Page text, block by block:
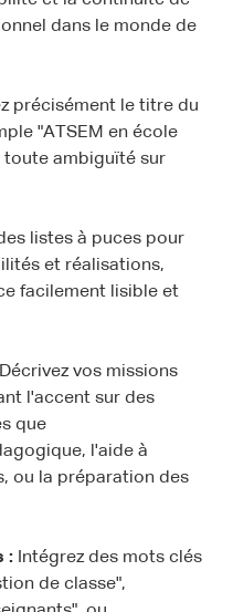
dans le monde de
précisément le titre du
"ATSEM en école
toute ambiguïté sur
listes à puces pour
et réalisations,
facilement lisible et
Décrivez vos missions
l'accent sur des
que
l'aide à
ou la préparation des
: Intégrez des mots clés
de classe",